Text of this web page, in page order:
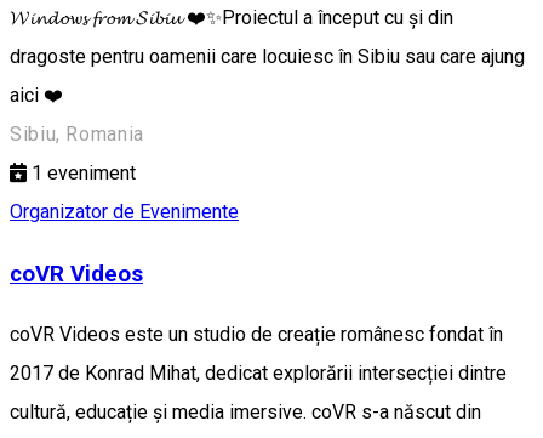
𝓦𝓲𝓷𝓭𝓸𝔀𝓼 𝓯𝓻𝓸𝓶 𝓢𝓲𝓫𝓲𝓾 ❤️✨Proiectul a început cu și din
dragoste pentru oamenii care locuiesc în Sibiu sau care ajung
aici ❤️
Sibiu, Romania
1 eveniment
Organizator de Evenimente
coVR Videos
coVR Videos este un studio de creație românesc fondat în
2017 de Konrad Mihat, dedicat explorării intersecției dintre
cultură, educație și media imersive. coVR s-a născut din